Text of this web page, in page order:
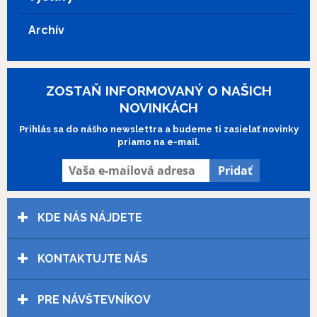
posledný Melvillov film Policajt z roku
Archív
ZOSTAŇ INFORMOVANÝ O NAŠICH
NOVINKÁCH
Prihlás sa do nášho newslettra a budeme ti zasielať novinky
priamo na e-mail.
KDE NÁS NÁJDETE
KONTAKTUJTE NÁS
PRE NÁVŠTEVNÍKOV